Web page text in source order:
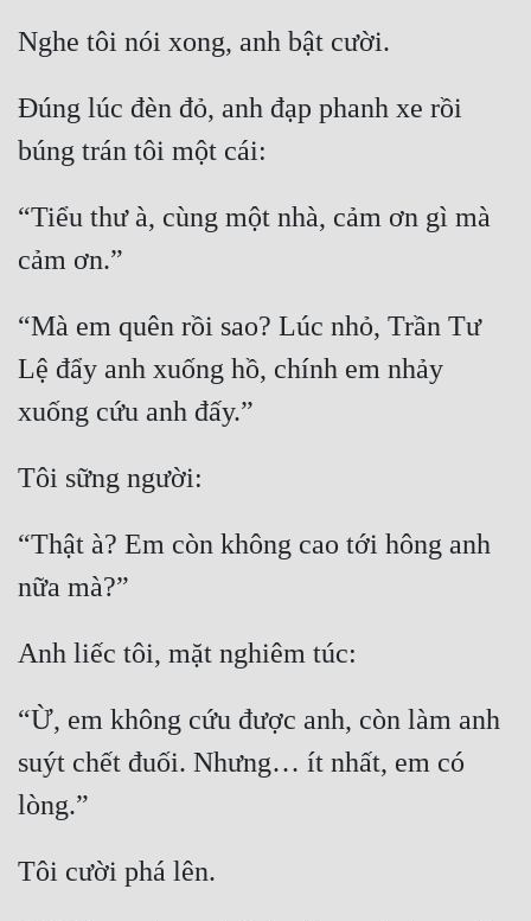
Nghe tôi nói xong, anh bật cười.
Đúng lúc đèn đỏ, anh đạp phanh xe rồi
búng trán tôi một cái:
“Tiểu thư à, cùng một nhà, cảm ơn gì mà
cảm ơn.”
“Mà em quên rồi sao? Lúc nhỏ, Trần Tư
Lệ đẩy anh xuống hồ, chính em nhảy
xuống cứu anh đấy.”
Tôi sững người:
“Thật à? Em còn không cao tới hông anh
nữa mà?”
Anh liếc tôi, mặt nghiêm túc:
“Ừ, em không cứu được anh, còn làm anh
suýt chết đuối. Nhưng… ít nhất, em có
lòng.”
Tôi cười phá lên.